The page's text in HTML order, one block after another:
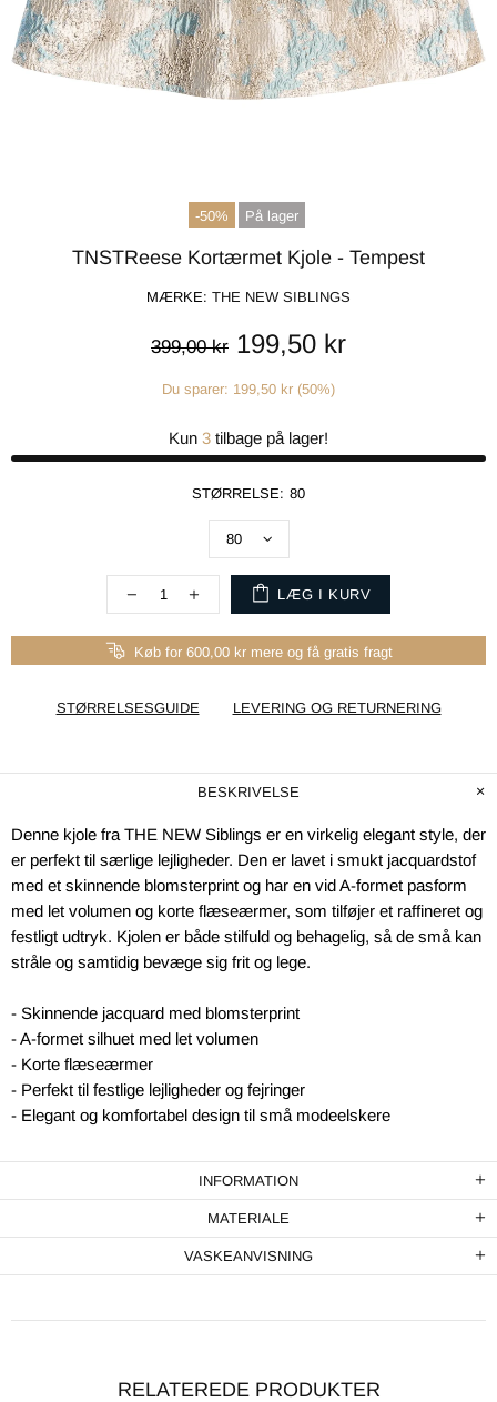
-50% På lager
TNSTReese Kortærmet Kjole - Tempest
MÆRKE: THE NEW SIBLINGS
399,00 kr 199,50 kr
Du sparer: 199,50 kr (50%)
Kun 3 tilbage på lager!
STØRRELSE: 80
LÆG I KURV
Køb for 600,00 kr mere og få gratis fragt
STØRRELSESGUIDE LEVERING OG RETURNERING
BESKRIVELSE
Denne kjole fra THE NEW Siblings er en virkelig elegant style, der
er perfekt til særlige lejligheder. Den er lavet i smukt jacquardstof
med et skinnende blomsterprint og har en vid A-formet pasform
med let volumen og korte flæseærmer, som tilføjer et raffineret og
festligt udtryk. Kjolen er både stilfuld og behagelig, så de små kan
stråle og samtidig bevæge sig frit og lege.
- Skinnende jacquard med blomsterprint
- A-formet silhuet med let volumen
- Korte flæseærmer
- Perfekt til festlige lejligheder og fejringer
- Elegant og komfortabel design til små modeelskere
INFORMATION
MATERIALE
VASKEANVISNING
RELATEREDE PRODUKTER